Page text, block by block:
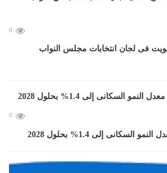
0
فى لجان انتخابات مجلس النواب
0
إلى 1.4% بحلول 2028